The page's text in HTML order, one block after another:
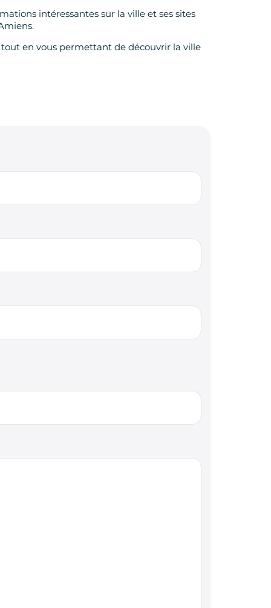
intéressantes sur la ville et ses sites
en vous permettant de découvrir la ville